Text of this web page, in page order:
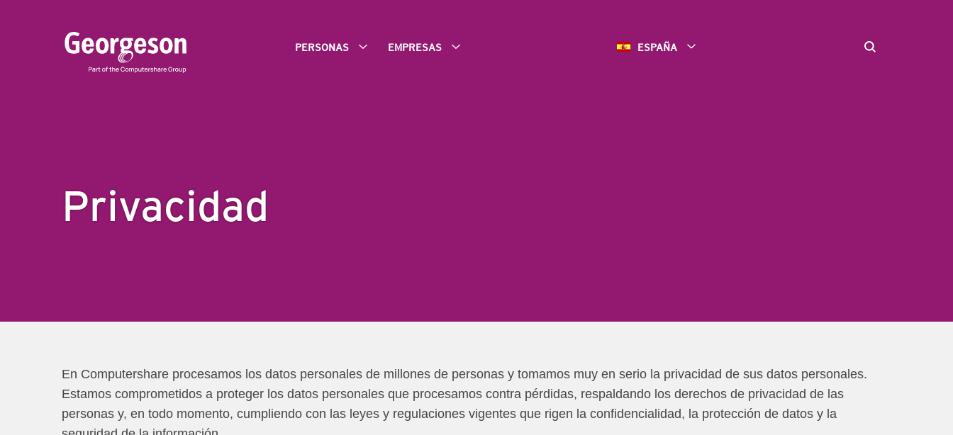
PERSONAS EMPRESAS ESPAÑA
Privacidad
En Computershare procesamos los datos personales de millones de personas y tomamos muy en serio la privacidad de sus datos personales.
Estamos comprometidos a proteger los datos personales que procesamos contra pérdidas, respaldando los derechos de privacidad de las
personas y, en todo momento, cumpliendo con las leyes y regulaciones vigentes que rigen la confidencialidad, la protección de datos y la